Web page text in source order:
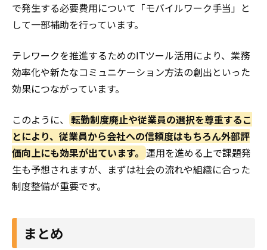
で発生する必要費用について「モバイルワーク手当」と
して一部補助を行っています。
テレワークを推進するためのITツール活用により、業務
効率化や新たなコミュニケーション方法の創出といった
効果につながっています。
このように、 転勤制度廃止や従業員の選択を尊重するこ
とにより、従業員から会社への信頼度はもちろん外部評
価向上にも効果が出ています。 運用を進める上で課題発
生も予想されますが、まずは社会の流れや組織に合った
制度整備が重要です。
まとめ